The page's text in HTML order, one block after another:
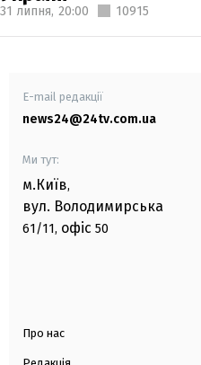
31 липня, 20:00 10915
E-mail редакції
news24@24tv.com.ua
Ми тут:
м.Київ,
вул. Володимирська
61/11, офіс 50
Про нас
Редакція